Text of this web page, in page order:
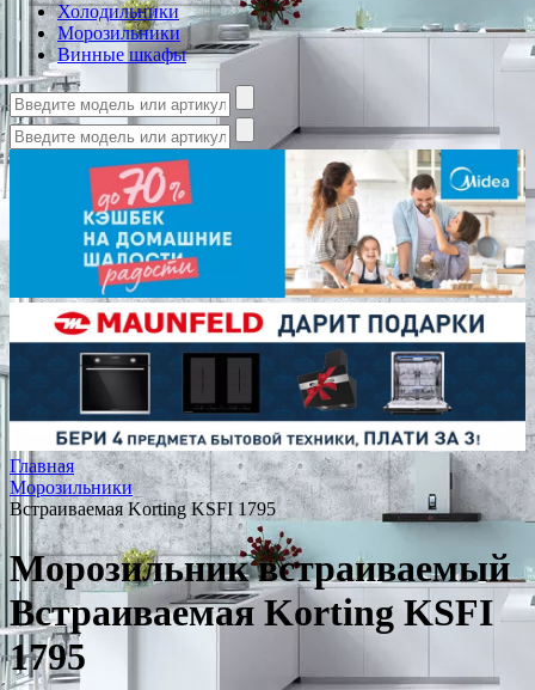
Холодильники
Морозильники
Винные шкафы
Главная
Морозильники
Встраиваемая Korting KSFI 1795
Морозильник встраиваемый
Встраиваемая Korting KSFI
1795